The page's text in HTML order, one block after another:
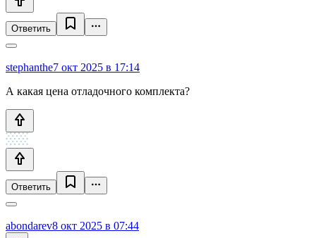
Ответить
stephanthe7 окт 2025 в 17:14
А какая цена отладочного комплекта?
Ответить
abondarev8 окт 2025 в 07:44